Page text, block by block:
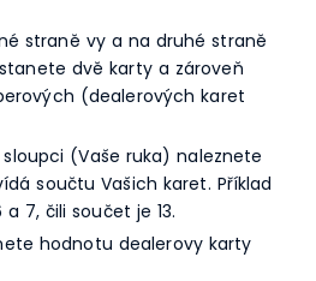
straně vy a na druhé straně
dvě karty a zároveň
(dealerových karet
(Vaše ruka) naleznete
součtu Vašich karet. Příklad
7, čili součet je 13.
hodnotu dealerovy karty